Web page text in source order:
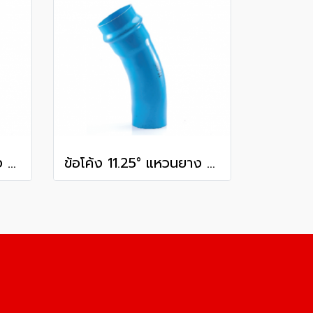
ข้อโค้ง 11.25° แหวนยาง ES1 SCG ขนาด 400 มม. (16 นิ้ว ) ชั้น 13.5 ข้อโค้ง 11.25° แหวนยาง ES1 SCG ขนาด 300 มม. (12 นิ้ว ) ชั้น 13.5